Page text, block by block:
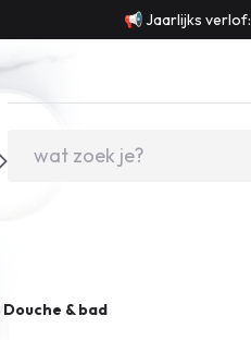
📢 Jaarlijks
/Douche & bad